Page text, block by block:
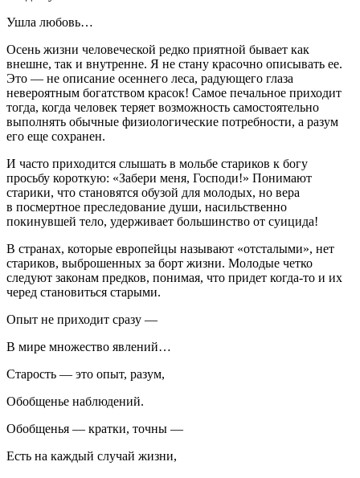
Ушла любовь…
Осень жизни человеческой редко приятной бывает как
внешне, так и внутренне. Я не стану красочно описывать ее.
Это — не описание осеннего леса, радующего глаза
невероятным богатством красок! Самое печальное приходит
тогда, когда человек теряет возможность самостоятельно
выполнять обычные физиологические потребности, а разум
его еще сохранен.
И часто приходится слышать в мольбе стариков к богу
просьбу короткую: «Забери меня, Господи!» Понимают
старики, что становятся обузой для молодых, но вера
в посмертное преследование души, насильственно
покинувшей тело, удерживает большинство от суицида!
В странах, которые европейцы называют «отсталыми», нет
стариков, выброшенных за борт жизни. Молодые четко
следуют законам предков, понимая, что придет когда-то и их
черед становиться старыми.
Опыт не приходит сразу —
В мире множество явлений…
Старость — это опыт, разум,
Обобщенье наблюдений.
Обобщенья — кратки, точны —
Есть на каждый случай жизни,